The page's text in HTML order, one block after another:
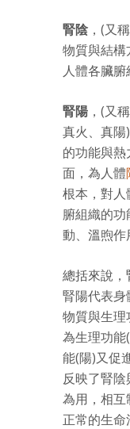
腎陰 ，(又
物質與結構
人體各臟腑
腎陽 ，(又
真火、真陽
的功能與熱
面，為人體
根本，對人
腑組織的功
動、溫煦作
總括來說，
腎陽代表身
物質與生
為生理功能
能(陽)又促
反映了腎
為用，相
正常的生命